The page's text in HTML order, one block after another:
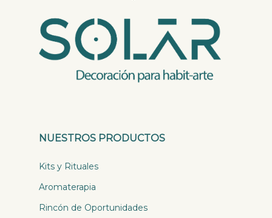
NUESTROS PRODUCTOS
Kits y Rituales
Aromaterapia
Rincón de Oportunidades